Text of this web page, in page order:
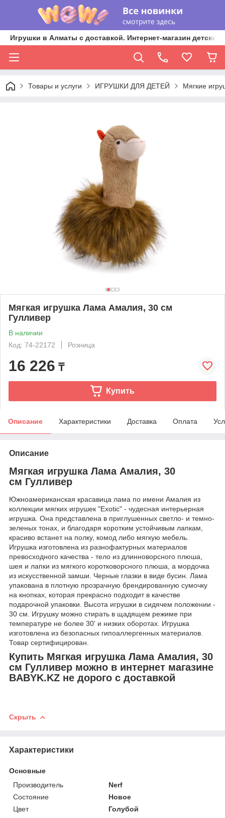
Игрушки в Алматы с доставкой. Интернет-магазин
Товары и услуги ИГРУШКИ ДЛЯ ДЕТЕЙ Мягкие
Мягкая игрушка Лама Амалия, 30 см
Гулливер
В наличии
Код: 74-22172
Розница
16 226 ₸
Купить
Описание Характеристики Доставка Оплата
Описание
Мягкая игрушка Лама Амалия, 30
см Гулливер
Южноамериканская красавица лама по имени Амалия из
коллекции мягких игрушек "Exotic" - чудесная интерьерная
игрушка. Она представлена в приглушенных светло- и темно-
зеленых тонах, и благодаря коротким устойчивым лапкам,
красиво встанет на полку, комод либо мягкую мебель.
Игрушка изготовлена из разнофактурных материалов
превосходного качества - тело из длинноворсного плюша,
шея и лапки из мягкого коротковорсного плюша, а мордочка
из искусственной замши. Черные глазки в виде бусин. Лама
упакована в плотную прозрачную брендированную сумочку
на кнопках, которая прекрасно подходит в качестве
подарочной упаковки. Высота игрушки в сидячем положении -
30 см. Игрушку можно стирать в щадящем режиме при
температуре не более 30' и низких оборотах. Игрушка
изготовлена из безопасных гипоаллергенных материалов.
Товар сертифицирован.
Купить Мягкая игрушка Лама Амалия, 30
см Гулливер можно в интернет магазине
BABYK.KZ не дорого с доставкой
Скрыть
Характеристики
Основные
Производитель
Nerf
Состояние
Новое
Цвет
Голубой